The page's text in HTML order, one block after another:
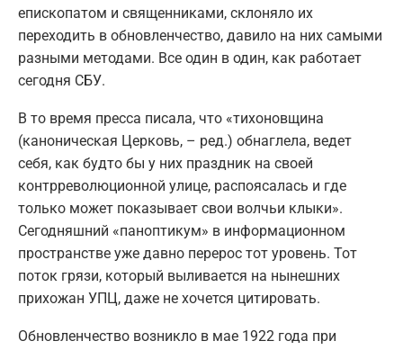
епископатом и священниками, склоняло их
переходить в обновленчество, давило на них самыми
разными методами. Все один в один, как работает
сегодня СБУ.
В то время пресса писала, что «тихоновщина
(каноническая Церковь, – ред.) обнаглела, ведет
себя, как будто бы у них праздник на своей
контрреволюционной улице, распоясалась и где
только может показывает свои волчьи клыки».
Сегодняшний «паноптикум» в информационном
пространстве уже давно перерос тот уровень. Тот
поток грязи, который выливается на нынешних
прихожан УПЦ, даже не хочется цитировать.
Обновленчество возникло в мае 1922 года при